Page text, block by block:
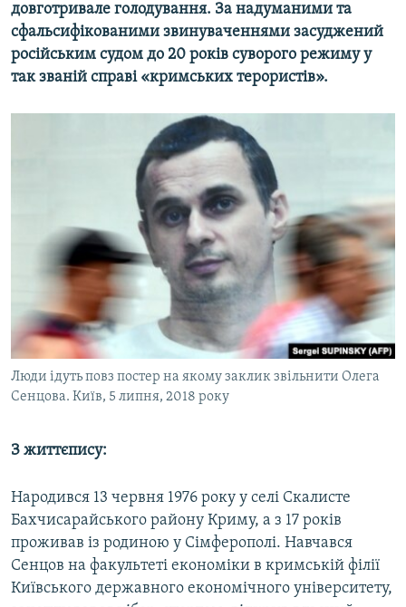
довготривале голодування. За надуманими та
сфальсифікованими звинуваченнями засуджений
російським судом до 20 років суворого режиму у
так званій справі «кримських терористів».
Люди ідуть повз постер на якому заклик звільнити Олега
Сенцова. Київ, 5 липня, 2018 року
З життєпису:
Народився 13 червня 1976 року у селі Скалисте
Бахчисарайського району Криму, а з 17 років
проживав із родиною у Сімферополі. Навчався
Сенцов на факультеті економіки в кримській філії
Київського державного економічного університету,